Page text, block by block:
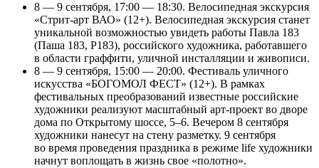
8 — 9 сентября, 17:00 — 18:30. Велосипедная экскурсия
«Стрит-арт ВАО» (12+). Велосипедная экскурсия станет
уникальной возможностью увидеть работы Павла 183
(Паша 183, P183), российского художника, работавшего
в области граффити, уличной инсталляции и живописи.
8 — 9 сентября, 15:00 — 20:00. Фестиваль уличного
искусства «БОГОМОЛ ФЕСТ» (12+). В рамках
фестивальных преобразований известные российские
художники реализуют масштабный арт-проект во дворе
дома по Открытому шоссе, 5–6. Вечером 8 сентября
художники нанесут на стену разметку. 9 сентября
во время проведения праздника в режиме life художники
начнут воплощать в жизнь свое «полотно».